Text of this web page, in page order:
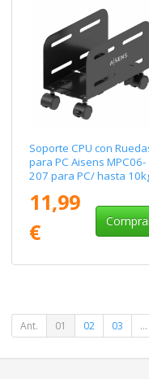
Soporte CPU con
para PC Aisens MPC06-
207 para PC/ hasta
11,99
€
Ant. 01 02 03 ...